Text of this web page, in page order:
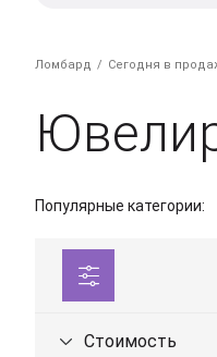
Ломбард Сегодня в
Популярные категории:
Стоимость